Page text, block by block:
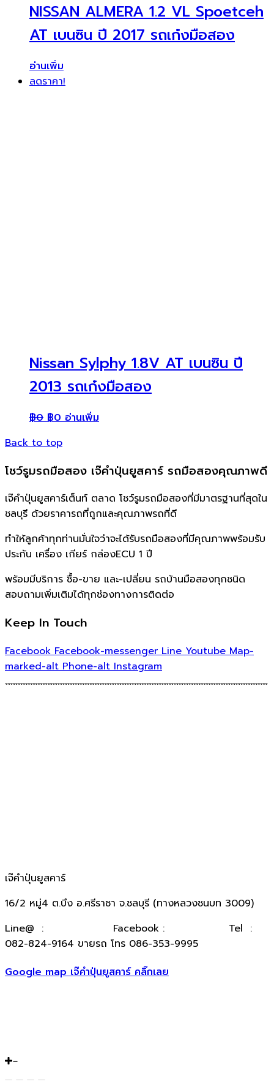
NISSAN ALMERA 1.2 VL Spoetceh
AT เบนซิน ปี 2017 รถเก๋งมือสอง
อ่านเพิ่ม
ลดราคา!
Nissan Sylphy 1.8V AT เบนซิน ปี
2013 รถเก๋งมือสอง
฿0 ฿0 อ่านเพิ่ม
Back to top
โชว์รูมรถมือสอง เจ๊คำปุ่นยูสคาร์ รถมือสองคุณภาพดี
เจ๊คำปุ่นยูสคาร์เต็นท์ ตลาด โชว์รูมรถมือสองที่มีมาตรฐานที่สุดใน
ชลบุรี ด้วยราคารถที่ถูกและคุณภาพรถที่ดี
ทำให้ลูกค้าทุกท่านมั่นใจว่าจะได้รับรถมือสองที่มีคุณภาพพร้อมรับ
ประกัน เครื่อง เกียร์ กล่องECU 1 ปี
พร้อมมีบริการ ซื้อ-ขาย และ-เปลี่ยน รถบ้านมือสองทุกชนิด
สอบถามเพิ่มเติมได้ทุกช่องทางการติดต่อ
Keep In Touch
Facebook Facebook-messenger Line Youtube Map-
marked-alt Phone-alt Instagram
เจ๊คำปุ่นยูสคาร์
16/2 หมู่4 ต.บึง อ.ศรีราชา จ.ชลบุรี (ทางหลวงชนบท 3009)
​Line@ :
Facebook :
Tel :
082-824-9164 ขายรถ โทร 086-353-9995
Google map เจ๊คำปุ่นยูสคาร์ คลิ๊กเลย